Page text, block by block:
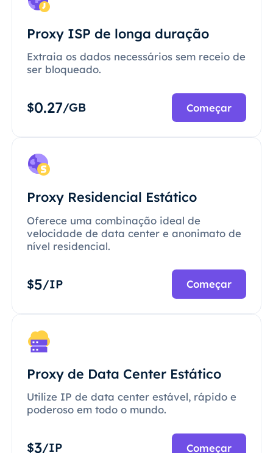
Proxy ISP de longa duração
Extraia os dados necessários sem receio de
ser bloqueado.
$0.27/GB Começar
Proxy Residencial Estático
Oferece uma combinação ideal de
velocidade de data center e anonimato de
nível residencial.
$5/IP Começar
Proxy de Data Center Estático
Utilize IP de data center estável, rápido e
poderoso em todo o mundo.
$3/IP Começar